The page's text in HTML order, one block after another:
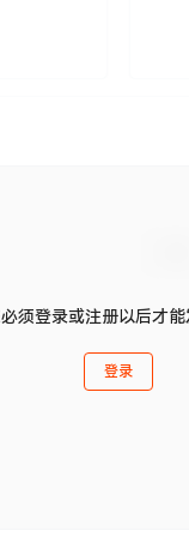
须登录或注册以后才
登录